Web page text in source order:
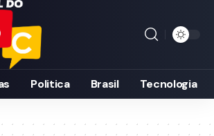
Politica Brasil Tecnologia